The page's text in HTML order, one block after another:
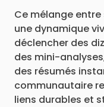
Ce mélange
une dynamique
déclencher des
des mini-
des résumés
communautaire
liens durables et